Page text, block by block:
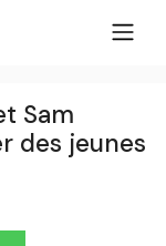
Sam
des jeunes